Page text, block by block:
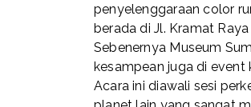
penyelenggaraan color
berada di Jl. Kramat Raya
Sebenernya Museum
kesampean juga di event
Acara ini diawali sesi